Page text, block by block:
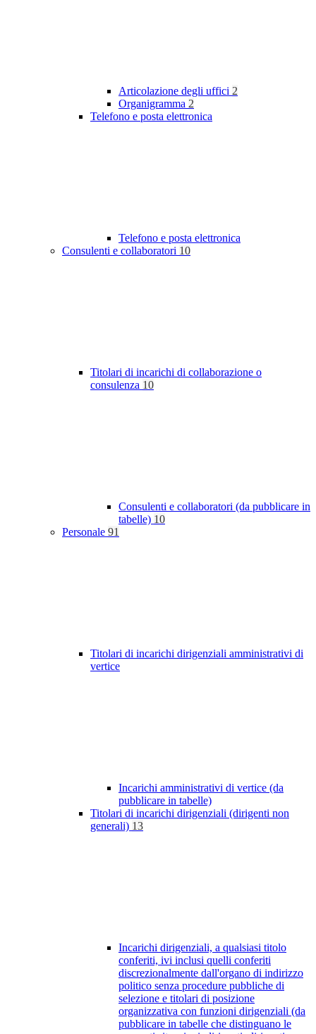
Articolazione degli uffici 2
Organigramma 2
Telefono e posta elettronica
Telefono e posta elettronica
Consulenti e collaboratori 10
Titolari di incarichi di collaborazione o
consulenza 10
Consulenti e collaboratori (da pubblicare in
tabelle) 10
Personale 91
Titolari di incarichi dirigenziali amministrativi di
vertice
Incarichi amministrativi di vertice (da
pubblicare in tabelle)
Titolari di incarichi dirigenziali (dirigenti non
generali) 13
Incarichi dirigenziali, a qualsiasi titolo
conferiti, ivi inclusi quelli conferiti
discrezionalmente dall'organo di indirizzo
politico senza procedure pubbliche di
selezione e titolari di posizione
organizzativa con funzioni dirigenziali (da
pubblicare in tabelle che distinguano le